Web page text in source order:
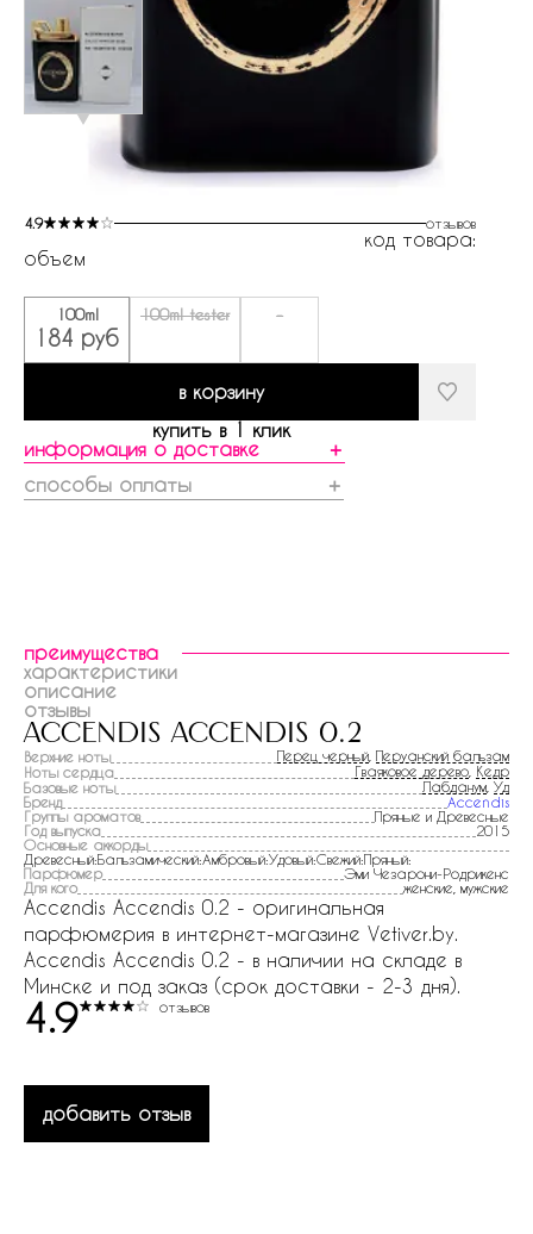
4.9 отзывов
код товара:
объем
100ml
184 руб
100ml tester -
в корзину
купить в 1 клик
информация о доставке
＋
способы оплаты
＋
преимущества
характеристики
описание
отзывы
accendis accendis 0.2
Верхние ноты Перец черный Перуанский бальзам
Ноты сердца
Гваяковое дерево Кедр
Базовые ноты
Лабданум Уд
Бренд
Accendis
Группы ароматов
Пряные и Древесные
Год выпуска
2015
Основные аккорды
Древесный:Бальзамический:Амбровый:Удовый:Свежий:Пряный:
Парфюмер
Эми Чезарони-Родрикенс
Для кого
женские, мужские
Accendis Accendis 0.2 - оригинальная
парфюмерия в интернет-магазине Vetiver.by.
Accendis Accendis 0.2 - в наличии на складе в
Минске и под заказ (срок доставки - 2-3 дня).
4.9 отзывов
добавить отзыв